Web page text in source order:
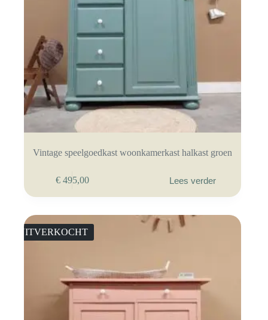
Vintage speelgoedkast woonkamerkast halkast groen
€495,00 Lees verder
UITVERKOCHT